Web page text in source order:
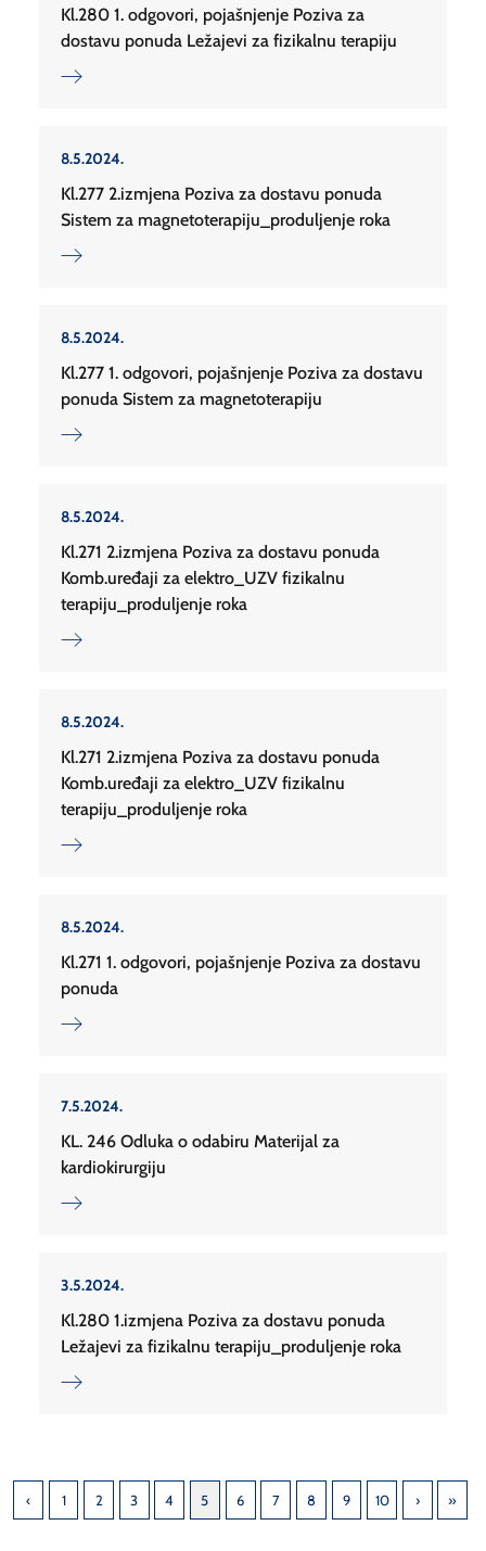
Kl.280 1. odgovori, pojašnjenje Poziva za
dostavu ponuda Ležajevi za fizikalnu terapiju
8.5.2024.
Kl.277 2.izmjena Poziva za dostavu ponuda
Sistem za magnetoterapiju_produljenje roka
8.5.2024.
Kl.277 1. odgovori, pojašnjenje Poziva za dostavu
ponuda Sistem za magnetoterapiju
8.5.2024.
Kl.271 2.izmjena Poziva za dostavu ponuda
Komb.uređaji za elektro_UZV fizikalnu
terapiju_produljenje roka
8.5.2024.
Kl.271 2.izmjena Poziva za dostavu ponuda
Komb.uređaji za elektro_UZV fizikalnu
terapiju_produljenje roka
8.5.2024.
Kl.271 1. odgovori, pojašnjenje Poziva za dostavu
ponuda
7.5.2024.
KL. 246 Odluka o odabiru Materijal za
kardiokirurgiju
3.5.2024.
Kl.280 1.izmjena Poziva za dostavu ponuda
Ležajevi za fizikalnu terapiju_produljenje roka
1 2 3 4 5 6 7 8 9 10